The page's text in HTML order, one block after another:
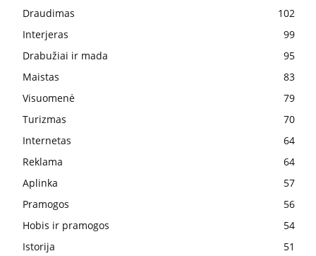
Draudimas
102
Interjeras
99
Drabužiai ir mada
95
Maistas
83
Visuomenė
79
Turizmas
70
Internetas
64
Reklama
64
Aplinka
57
Pramogos
56
Hobis ir pramogos
54
Istorija
51